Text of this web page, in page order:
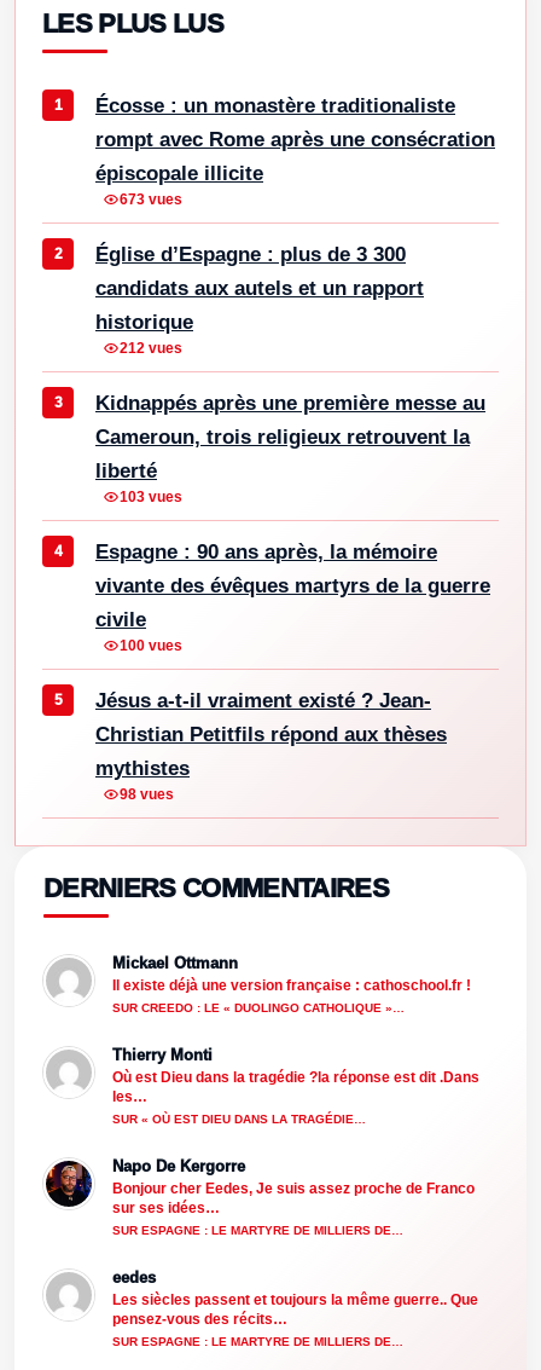
LES PLUS LUS
Écosse : un monastère traditionaliste
rompt avec Rome après une consécration
épiscopale illicite
673 vues
Église d’Espagne : plus de 3 300
candidats aux autels et un rapport
historique
212 vues
Kidnappés après une première messe au
Cameroun, trois religieux retrouvent la
liberté
103 vues
Espagne : 90 ans après, la mémoire
vivante des évêques martyrs de la guerre
civile
100 vues
Jésus a-t-il vraiment existé ? Jean-
Christian Petitfils répond aux thèses
mythistes
98 vues
DERNIERS COMMENTAIRES
Mickael Ottmann
Il existe déjà une version française : cathoschool.fr !
SUR CREEDO : LE « DUOLINGO CATHOLIQUE »…
Thierry Monti
Où est Dieu dans la tragédie ?la réponse est dit .Dans
les…
SUR « OÙ EST DIEU DANS LA TRAGÉDIE…
Napo De Kergorre
Bonjour cher Eedes, Je suis assez proche de Franco
sur ses idées…
SUR ESPAGNE : LE MARTYRE DE MILLIERS DE…
eedes
Les siècles passent et toujours la même guerre.. Que
pensez-vous des récits…
SUR ESPAGNE : LE MARTYRE DE MILLIERS DE…